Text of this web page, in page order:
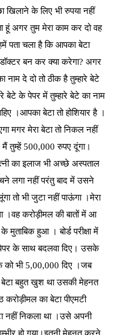
खिलाने के लिए भी रुपया नहीं
हूं अगर तुम मेरा काम कर दो वह
पता चला है कि आपका बेटा
डॉक्टर बन कर क्या करेगा? अगर
दे दो तो ठीक है तुम्हारे बेटे
बेटे के पेपर में तुम्हारे बेटे का नाम
।आपका बेटा तो होशियार है ।
मगर मेरा बेटा तो निकल नहीं
मैं तुम्हें 500,000 रुपए दूंगा।
का इलाज भी अच्छे अस्पताल
लगा नहीं परंतु बाद में उसने
तो भी जुटा नहीं पाऊंगा ।मेरा
।वह करोड़ीमल की बातों में आ
हुआ । बोर्ड परीक्षा में
के साथ बदलवा दिए। उसके
को भी 5,00,000 दिए ।जब
बेटा बहुत खुश था उसकी मेहनत
करोड़ीमल का बेटा पीएमटी
नहीं निकला था ।उसे अपनी